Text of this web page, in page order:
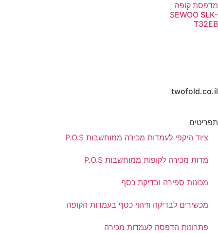
מדפסת קופה
SEWOO SLK-
T32EB
twofold.co.il
תפריטים
ציוד היקפי לעמדות מכירה ממוחשבות P.O.S
מדות מכירה לקופות ממוחשבות P.O.S
מכונות ספירה ובדיקת כסף
מכשירים לבדיקה וזיהוי כסף בעמדות הקופה
פתרונות הדפסה לעמדות מכירה